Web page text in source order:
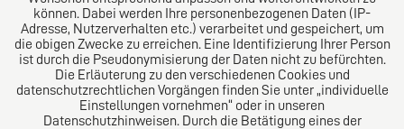
Das europäische Kanzlei-Netzwerk
können. Dabei werden Ihre personenbezogenen Daten (IP-
Adresse, Nutzerverhalten etc.) verarbeitet und gespeichert, um
die obigen Zwecke zu erreichen. Eine Identifizierung Ihrer Person
ist durch die Pseudonymisierung der Daten nicht zu befürchten.
Die Erläuterung zu den verschiedenen Cookies und
datenschutzrechtlichen Vorgängen finden Sie unter „individuelle
Einstellungen vornehmen“ oder in unseren
Datenschutzhinweisen. Durch die Betätigung eines der